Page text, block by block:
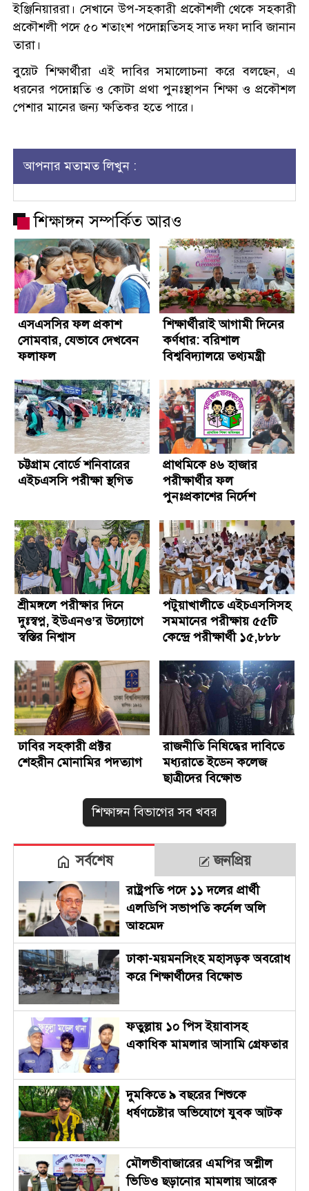
ইঞ্জিনিয়াররা। সেখানে উপ-সহকারী প্রকৌশলী থেকে সহকারী
প্রকৌশলী পদে ৫০ শতাংশ পদোন্নতিসহ সাত দফা দাবি জানান
তারা।
বুয়েট শিক্ষার্থীরা এই দাবির সমালোচনা করে বলছেন, এ
ধরনের পদোন্নতি ও কোটা প্রথা পুনঃস্থাপন শিক্ষা ও প্রকৌশল
পেশার মানের জন্য ক্ষতিকর হতে পারে।
আপনার মতামত লিখুন :
শিক্ষাঙ্গন সম্পর্কিত আরও
এসএসসির ফল প্রকাশ
সোমবার, যেভাবে দেখবেন
ফলাফল
শিক্ষার্থীরাই আগামী দিনের
কর্ণধার: বরিশাল
বিশ্ববিদ্যালয়ে তথ্যমন্ত্রী
চট্টগ্রাম বোর্ডে শনিবারের
এইচএসসি পরীক্ষা স্থগিত
প্রাথমিকে ৪৬ হাজার
পরীক্ষার্থীর ফল
পুনঃপ্রকাশের নির্দেশ
শ্রীমঙ্গলে পরীক্ষার দিনে
দুঃস্বপ্ন, ইউএনও’র উদ্যোগে
স্বস্তির নিশ্বাস
পটুয়াখালীতে এইচএসসিসহ
সমমানের পরীক্ষায় ৫৫টি
কেন্দ্রে পরীক্ষার্থী ১৫,৮৮৮
ঢাবির সহকারী প্রক্টর
শেহরীন মোনামির পদত্যাগ
রাজনীতি নিষিদ্ধের দাবিতে
মধ্যরাতে ইডেন কলেজ
ছাত্রীদের বিক্ষোভ
শিক্ষাঙ্গন বিভাগের সব খবর
সর্বশেষ জনপ্রিয়
রাষ্ট্রপতি পদে ১১ দলের প্রার্থী
এলডিপি সভাপতি কর্নেল অলি
আহমেদ
ঢাকা-ময়মনসিংহ মহাসড়ক অবরোধ
করে শিক্ষার্থীদের বিক্ষোভ
ফতুল্লায় ১০ পিস ইয়াবাসহ
একাধিক মামলার আসামি গ্রেফতার
দুমকিতে ৯ বছরের শিশুকে
ধর্ষণচেষ্টার অভিযোগে যুবক আটক
মৌলভীবাজারের এমপির অশ্লীল
ভিডিও ছড়ানোর মামলায় আরেক